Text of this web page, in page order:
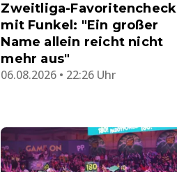
Zweitliga-Favoritencheck
mit Funkel: "Ein großer
Name allein reicht nicht
mehr aus"
06.08.2026 • 22:26 Uhr